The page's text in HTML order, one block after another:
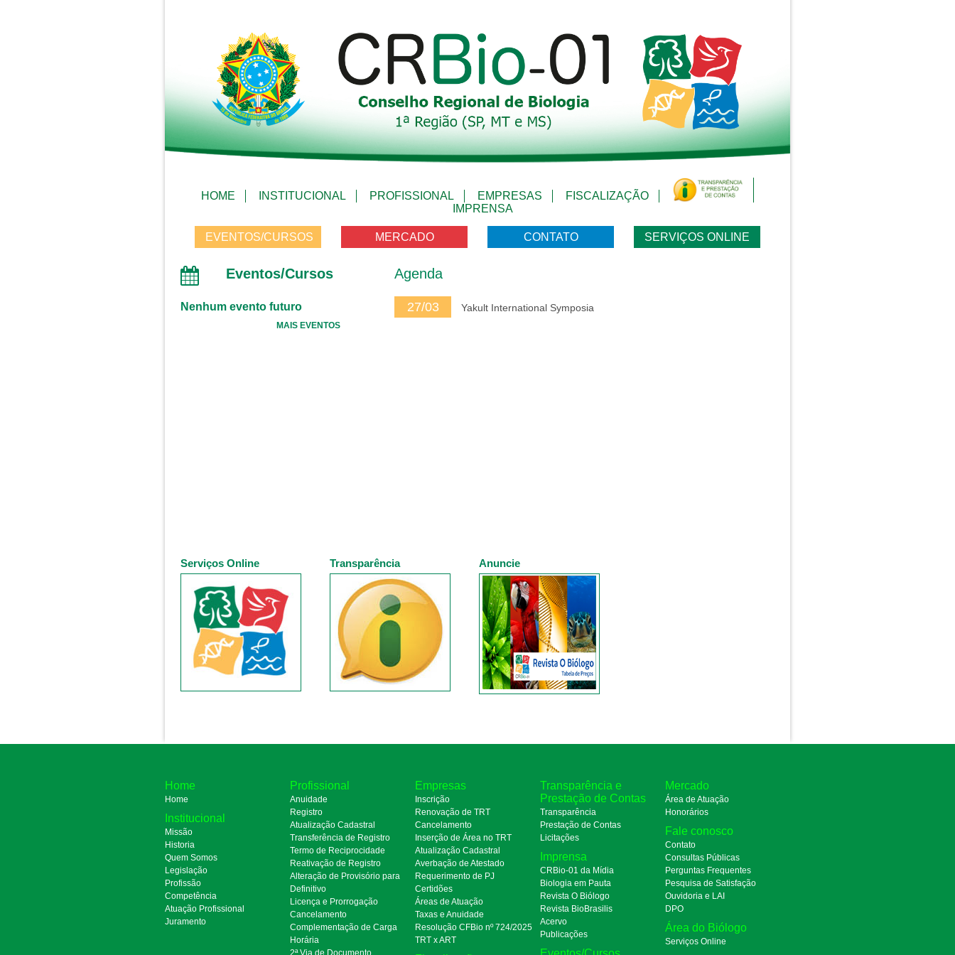
HOME INSTITUCIONAL PROFISSIONAL EMPRESAS
FISCALIZAÇÃO
IMPRENSA
EVENTOS/CURSOS MERCADO CONTATO SERVIÇOS ONLINE
Eventos/Cursos
Nenhum evento futuro
MAIS EVENTOS
Agenda
27/03 Yakult International Symposia
Serviços Online Transparência Anuncie
Home
Home
Institucional
Missão
Historia
Quem Somos
Legislação
Profissão
Competência
Atuação Profissional
Juramento
Profissional
Anuidade
Registro
Atualização Cadastral
Transferência de Registro
Termo de Reciprocidade
Reativação de Registro
Alteração de Provisório para
Definitivo
Licença e Prorrogação
Cancelamento
Complementação de Carga
Horária
2ª Via de Documento
Empresas
Inscrição
Renovação de TRT
Cancelamento
Inserção de Área no TRT
Atualização Cadastral
Averbação de Atestado
Requerimento de PJ
Certidões
Áreas de Atuação
Taxas e Anuidade
Resolução CFBio nº 724/2025
TRT x ART
Transparência e
Prestação de Contas
Transparência
Prestação de Contas
Licitações
Imprensa
CRBio-01 da Mídia
Biologia em Pauta
Revista O Biólogo
Revista BioBrasilis
Acervo
Publicações
Mercado
Área de Atuação
Honorários
Fale conosco
Contato
Consultas Públicas
Perguntas Frequentes
Pesquisa de Satisfação
Ouvidoria e LAI
DPO
Área do Biólogo
Serviços Online